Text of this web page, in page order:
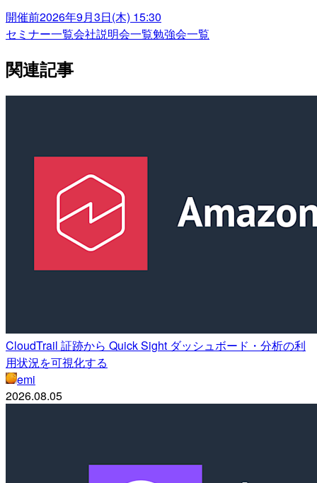
開催前2026年9月3日(木) 15:30
セミナー一覧会社説明会一覧勉強会一覧
関連記事
CloudTrail 証跡から Quick Sight ダッシュボード・分析の利
用状況を可視化する
emi
2026.08.05